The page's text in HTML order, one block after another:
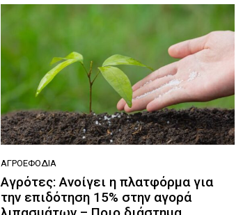
ΑΓΡΟΕΦΌΔΙΑ
Aγρότες: Ανοίγει η πλατφόρμα για
την επιδότηση 15% στην αγορά